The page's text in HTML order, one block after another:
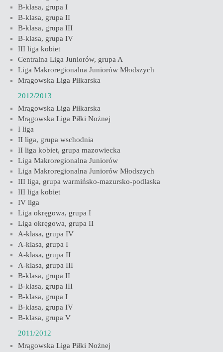
B-klasa, grupa I
B-klasa, grupa II
B-klasa, grupa III
B-klasa, grupa IV
III liga kobiet
Centralna Liga Juniorów, grupa A
Liga Makroregionalna Juniorów Młodszych
Mrągowska Liga Piłkarska
2012/2013
Mrągowska Liga Piłkarska
Mrągowska Liga Piłki Nożnej
I liga
II liga, grupa wschodnia
II liga kobiet, grupa mazowiecka
Liga Makroregionalna Juniorów
Liga Makroregionalna Juniorów Młodszych
III liga, grupa warmińsko-mazursko-podlaska
III liga kobiet
IV liga
Liga okręgowa, grupa I
Liga okręgowa, grupa II
A-klasa, grupa IV
A-klasa, grupa I
A-klasa, grupa II
A-klasa, grupa III
B-klasa, grupa II
B-klasa, grupa III
B-klasa, grupa I
B-klasa, grupa IV
B-klasa, grupa V
2011/2012
Mrągowska Liga Piłki Nożnej